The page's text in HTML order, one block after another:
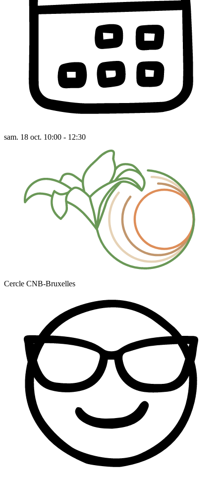
sam. 18 oct. 10:00 - 12:30
Cercle CNB-Bruxelles